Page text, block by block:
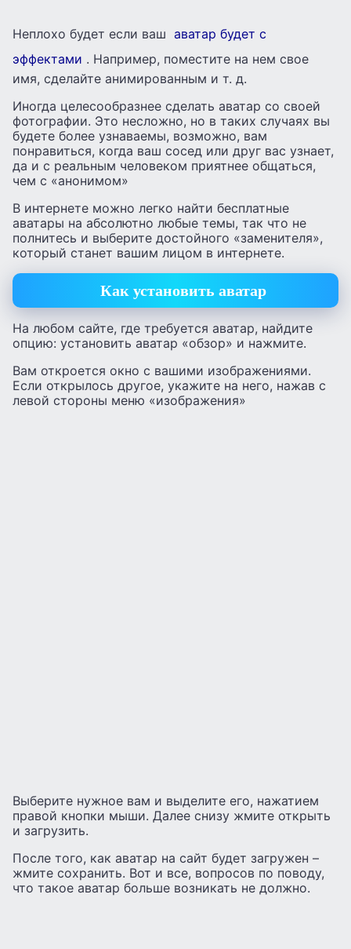
Неплохо будет если ваш аватар будет с
эффектами . Например, поместите на нем свое
имя, сделайте анимированным и т. д.
Иногда целесообразнее сделать аватар со своей
фотографии. Это несложно, но в таких случаях вы
будете более узнаваемы, возможно, вам
понравиться, когда ваш сосед или друг вас узнает,
да и с реальным человеком приятнее общаться,
чем с «анонимом»
В интернете можно легко найти бесплатные
аватары на абсолютно любые темы, так что не
полнитесь и выберите достойного «заменителя»,
который станет вашим лицом в интернете.
Как установить аватар
На любом сайте, где требуется аватар, найдите
опцию: установить аватар «обзор» и нажмите.
Вам откроется окно с вашими изображениями.
Если открылось другое, укажите на него, нажав с
левой стороны меню «изображения»
Выберите нужное вам и выделите его, нажатием
правой кнопки мыши. Далее снизу жмите открыть
и загрузить.
После того, как аватар на сайт будет загружен –
жмите сохранить. Вот и все, вопросов по поводу,
что такое аватар больше возникать не должно.